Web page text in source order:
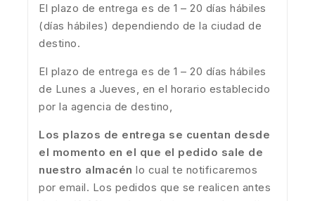
El plazo de entrega es de 1 – 20 días hábiles
(días hábiles) dependiendo de la ciudad de
destino.
El plazo de entrega es de 1 – 20 días hábiles
de Lunes a Jueves, en el horario establecido
por la agencia de destino,
Los plazos de entrega se cuentan desde
el momento en el que el pedido sale de
nuestro almacén lo cual te notificaremos
por email. Los pedidos que se realicen antes